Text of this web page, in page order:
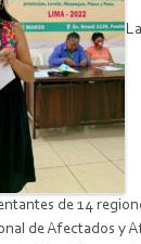
de 14
de Afectados y